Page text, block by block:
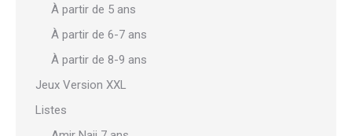
À partir de 5 ans
À partir de 6-7 ans
À partir de 8-9 ans
Jeux Version XXL
Listes